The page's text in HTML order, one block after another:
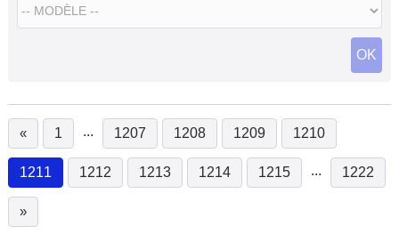
OK
« 1 ... 1207 1208 1209 1210
1211
(current)
1212 1213 1214 1215 ... 1222
»